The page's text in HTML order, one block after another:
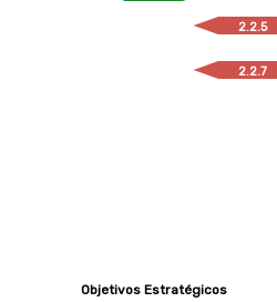
2.2.5
2.2.7
Objetivos Estratégicos